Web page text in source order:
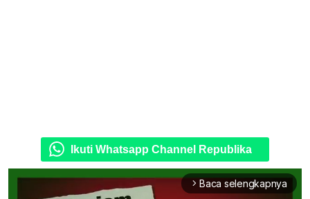
Ikuti Whatsapp Channel Republika
arrow_forward_ios Baca selengkapnya